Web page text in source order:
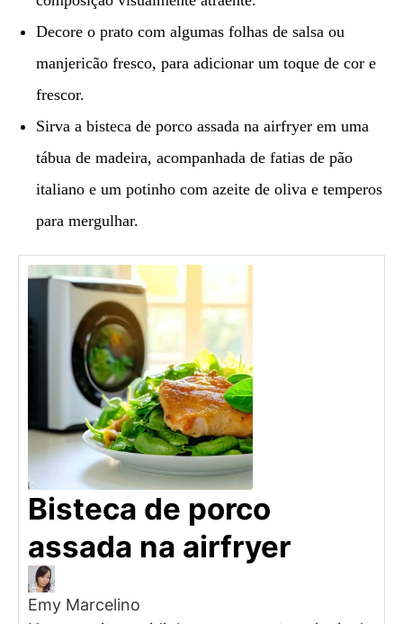
Decore o prato com algumas folhas de salsa ou
manjericão fresco, para adicionar um toque de cor e
frescor.
Sirva a bisteca de porco assada na airfryer em uma
tábua de madeira, acompanhada de fatias de pão
italiano e um potinho com azeite de oliva e temperos
para mergulhar.
Bisteca de porco
assada na airfryer
Emy Marcelino